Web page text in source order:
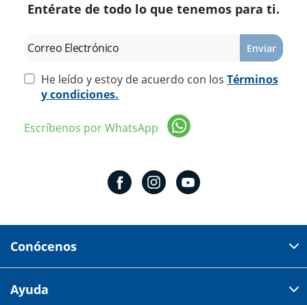
Entérate de todo lo que tenemos para ti.
Enviar
He leído y estoy de acuerdo con los Términos
y condiciones.
Escríbenos por WhatsApp
Conócenos
Av 18 de marzo # 309. Colonia la Nogalera.
Ayuda